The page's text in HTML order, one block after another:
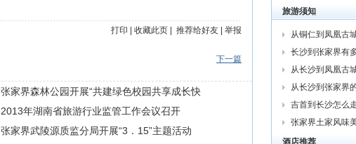
打印 收藏此页 推荐给好友 举报
下一篇
张家界森林公园开展“共建绿色校园共享成长快
乐”植树活动
2013年湖南省旅游行业监管工作会议召开
张家界武陵源质监分局开展“3．15”主题活动
旅游须知
从铜仁到凤凰古
费
长沙到张家界有
从
从长沙到凤凰古
从长沙到张家界
要
吉首到长沙怎么
我
张家界土家风味
酒店推荐